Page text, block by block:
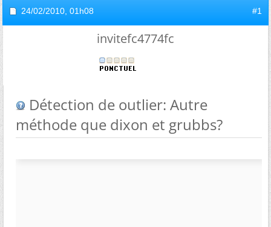
24/02/2010, 01h08 #1
invitefc4774fc
Détection de outlier: Autre
méthode que dixon et grubbs?